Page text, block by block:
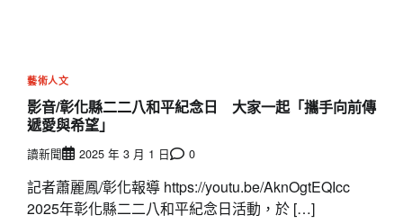
藝術人文
影音/彰化縣二二八和平紀念日 大家一起「攜手向前傳
遞愛與希望」
讀新聞 2025 年 3 月 1 日 0
記者蕭麗鳳/彰化報導 https://youtu.be/AknOgtEQIcc
2025年彰化縣二二八和平紀念日活動，於 […]